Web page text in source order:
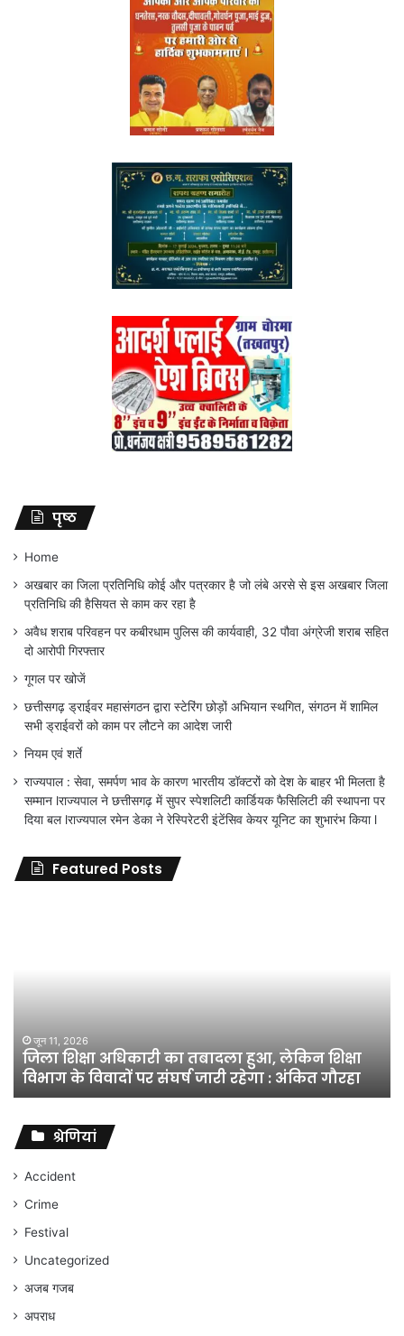
पृष्ठ
Home
अखबार का जिला प्रतिनिधि कोई और पत्रकार है जो लंबे अरसे से इस अखबार जिला
प्रतिनिधि की हैसियत से काम कर रहा है
अवैध शराब परिवहन पर कबीरधाम पुलिस की कार्यवाही, 32 पौवा अंग्रेजी शराब सहित
दो आरोपी गिरफ्तार
गूगल पर खोजें
छत्तीसगढ़ ड्राईवर महासंगठन द्वारा स्टेरिंग छोड़ों अभियान स्थगित, संगठन में शामिल
सभी ड्राईवरों को काम पर लौटने का आदेश जारी
नियम एवं शर्ते
राज्यपाल : सेवा, समर्पण भाव के कारण भारतीय डॉक्टरों को देश के बाहर भी मिलता है
सम्मान lराज्यपाल ने छत्तीसगढ़ में सुपर स्पेशलिटी कार्डियक फैसिलिटी की स्थापना पर
दिया बल lराज्यपाल रमेन डेका ने रेस्पिरेटरी इंटेंसिव केयर यूनिट का शुभारंभ किया l
Featured Posts
शिक्षा
विभाग
विवादों
संघर्ष
जारी
रहेगा
अंकित
गौरहा
जून 11, 2026
जिला शिक्षा अधिकारी का तबादला हुआ, लेकिन शिक्षा
विभाग के विवादों पर संघर्ष जारी रहेगा : अंकित गौरहा
श्रेणियां
Accident
Crime
Festival
Uncategorized
अजब गजब
अपराध